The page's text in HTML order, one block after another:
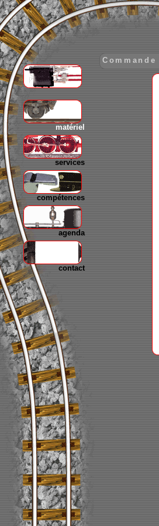
matériel
services
compétences
agenda
contact
Commande